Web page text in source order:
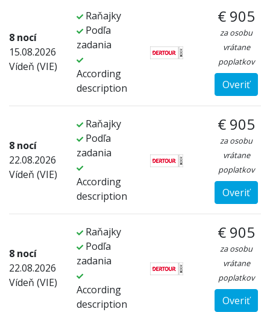
8 nocí
15.08.2026
Vídeň (VIE)
Raňajky
Podľa
zadania
According
description
€ 905
za osobu
vrátane
poplatkov
Overiť
8 nocí
22.08.2026
Vídeň (VIE)
Raňajky
Podľa
zadania
According
description
€ 905
za osobu
vrátane
poplatkov
Overiť
8 nocí
22.08.2026
Vídeň (VIE)
Raňajky
Podľa
zadania
According
description
€ 905
za osobu
vrátane
poplatkov
Overiť